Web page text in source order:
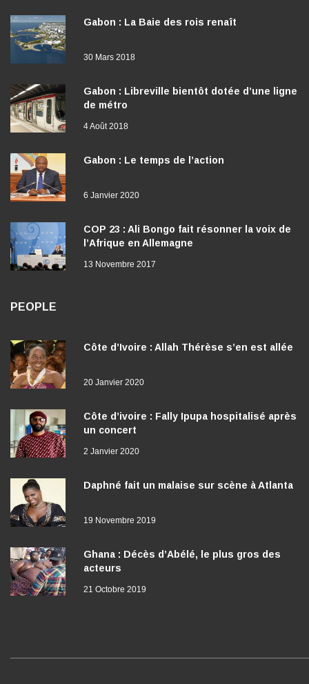
Gabon : La Baie des rois renaît
30 Mars 2018
Gabon : Libreville bientôt dotée d’une ligne
de métro
4 Août 2018
Gabon : Le temps de l’action
6 Janvier 2020
COP 23 : Ali Bongo fait résonner la voix de
l’Afrique en Allemagne
13 Novembre 2017
PEOPLE
Côte d’Ivoire : Allah Thérèse s’en est allée
20 Janvier 2020
Côte d’ivoire : Fally Ipupa hospitalisé après
un concert
2 Janvier 2020
Daphné fait un malaise sur scène à Atlanta
19 Novembre 2019
Ghana : Décès d’Abélé, le plus gros des
acteurs
21 Octobre 2019